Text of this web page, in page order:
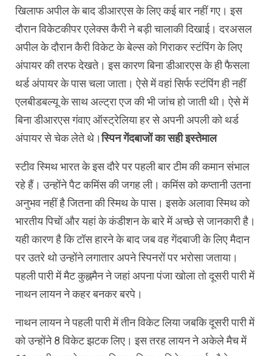
खिलाफ अपील के बाद डीआरएस के लिए कई बार नहीं गए। इस
दौरान विकेटकीपर एलेक्स कैरी ने बड़ी चालाकी दिखाई। दरअसल
अपील के दौरान कैरी विकेट के बेल्स को गिराकर स्टंपिंग के लिए
अंपायर की तरफ देखते। इस कारण बिना डीआरएस के ही फैसला
थर्ड अंपायर के पास चला जाता। ऐसे में वहां सिर्फ स्टंपिंग ही नहीं
एलबीडबल्यू के साथ अल्ट्रा एज की भी जांच हो जाती थी। ऐसे में
बिना डीआरएस गंवाए ऑस्ट्रेलिया हर से अपनी अपली को थर्ड
अंपायर से चेक लेते थे।स्पिन गेंदबाजों का सही इस्तेमाल
स्टीव स्मिथ भारत के इस दौरे पर पहली बार टीम की कमान संभाल
रहे हैं। उन्होंने पैट कमिंस की जगह ली। कमिंस को कप्तानी उतना
अनुभव नहीं है जितना की स्मिथ के पास। इसके अलावा स्मिथ को
भारतीय पिचों और यहां के कंडीशन के बारे में अच्छे से जानकारी है।
यही कारण है कि टॉस हारने के बाद जब वह गेंदबाजी के लिए मैदान
पर उतरे थो उन्होंने लगातार अपने स्पिनरों पर भरोसा जताया।
पहली पारी में मैट कुह्नमैन ने जहां अपना पंजा खोला तो दूसरी पारी में
नाथन लायन ने कहर बनकर बरपे।
नाथन लायन ने पहली पारी में तीन विकेट लिया जबकि दूसरी पारी में
को उन्होंने 8 विकेट झटक लिए। इस तरह लायन ने अकेले मैच में